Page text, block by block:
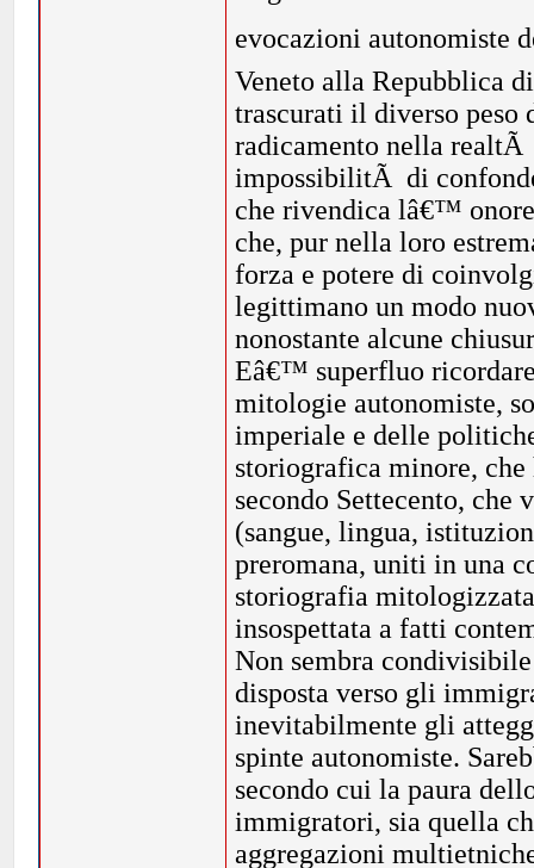
evocazioni autonomiste
Veneto alla Repubblica
trascurati il diverso
radicamento nella
impossibilitÃ di
che rivendica lâ€™
che, pur nella loro
forza e potere di
legittimano un modo
nonostante alcune
Eâ€™ superfluo
mitologie autonomiste,
imperiale e delle
storiografica minore, che
secondo Settecento,
(sangue, lingua,
preromana, uniti in una
storiografia
insospettata a fatti
Non sembra
disposta verso gli
inevitabilmente gli
spinte autonomiste.
secondo cui la paura
immigratori, sia quella
aggregazioni